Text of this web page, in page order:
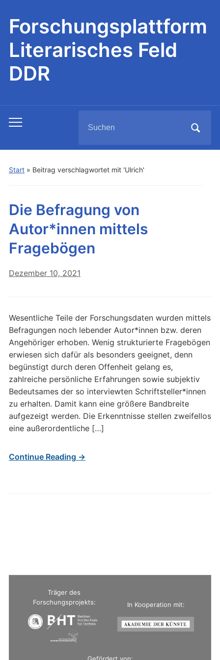
Forschungsplattform
Literarisches Feld
DDR
Toggle
menu
for:
Start» Beitrag verschlagwortet mit 'Ulrich'
Die Befragung von
Autor*innen mittels
Fragebögen
Dezember 10, 2021
Wesentliche Teile der Forschungsdaten wurden mittels
Befragungen noch lebender Autor*innen bzw. deren
Angehöriger erhoben. Wenig strukturierte Fragebögen
erwiesen sich dafür als besonders geeignet, denn
begünstigt durch deren Offenheit gelang es,
zahlreiche persönliche Erfahrungen sowie subjektiv
Bedeutsames der so interviewten Schriftsteller*innen
zu erhalten. Damit kann eine größere Bandbreite
aufgezeigt werden. Die Erkenntnisse stellen zweifellos
eine außerordentliche […]
Continue Reading →
Träger des
Forschungsprojekts:
In Kooperation mit: